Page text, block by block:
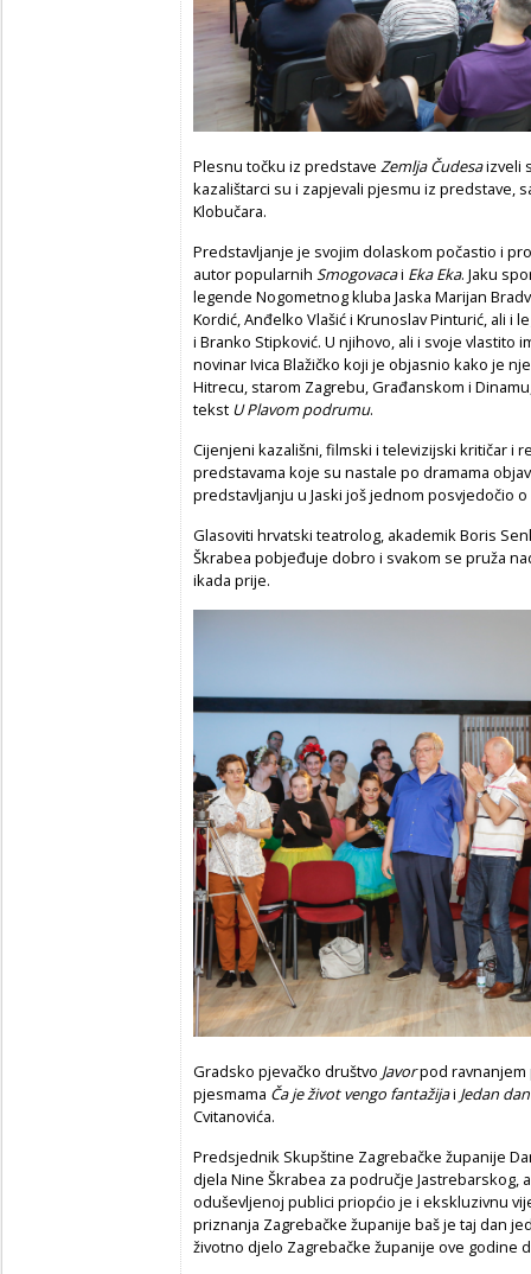
Plesnu točku iz predstave Zemlja Čudesaizveli
kazalištarci su i zapjevali pjesmu iz predstave,
Klobučara.
Predstavljanje je svojim dolaskom počastio i
autor popularnih Smogovacai Eka Eka. Jaku
legende Nogometnog kluba Jaska Marijan
Kordić, Anđelko Vlašić i Krunoslav Pinturić, ali i
i Branko Stipković. U njihovo, ali i svoje
novinar Ivica Blažičko koji je objasnio kako je
Hitrecu, starom Zagrebu, Građanskom i
tekst U Plavom podrumu.
Cijenjeni kazališni, filmski i televizijski kritičar i
predstavama koje su nastale po dramama
predstavljanju u Jaski još jednom posvjedočio
Glasoviti hrvatski teatrolog, akademik Boris
Škrabea pobjeđuje dobro i svakom se pruža
ikada prije.
Gradsko pjevačko društvo Javorpod ravnanjem
pjesmama Ča je život vengo fantažijai Jedan dan
Cvitanovića.
Predsjednik Skupštine Zagrebačke županije
djela Nine Škrabea za područje Jastrebarskog,
oduševljenoj publici priopćio je i ekskluzivnu
priznanja Zagrebačke županije baš je taj dan
životno djelo Zagrebačke županije ove godine